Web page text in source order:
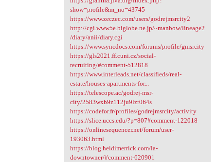
show=profile&m_no=43745
https://www.zeczec.com/users/godrejmsrcity2
http://cgi.www5e.biglobe.ne.jp/~manbow/lineage2
/diary/anii/diary.cgi
https://www.syncdocs.com/forums/profile/gmsrcity
https://gls2021.ff.cuni.cz/social-
recruiting/#comment-512818
https://www.interleads.net/classifieds/real-
estate/houses-apartments-for...
https://telescope.ac/godrej-msr-
city/2583wxb9z112ju9lzr064s
https://codefor.fr/profiles/godrejmsrcity/activity
https://slice.uccs.edu/?p=807#comment-122018
https://onlinesequencer.net/forum/user-
193063.html
https://blog.heidimerrick.com/la-
downtowner/#comment-620901